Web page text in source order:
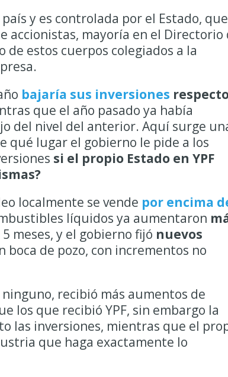
y es controlada por el Estado, que
accionistas, mayoría en el Directorio
de estos cuerpos colegiados a la
bajaría sus inversiones
que el año pasado ya había
del nivel del anterior. Aquí surge
qué lugar el gobierno le pide a los
si el propio Estado en YPF
localmente se vende por encima
líquidos ya aumentaron
meses, y el gobierno fijó nuevos
boca de pozo, con incrementos no
recibió más aumentos de
los que recibió YPF, sin embargo la
las inversiones, mientras que el
que haga exactamente lo